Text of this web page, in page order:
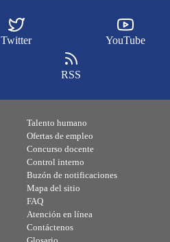
Twitter YouTube
RSS
Talento humano
Ofertas de empleo
Concurso docente
Control interno
Buzón de notificaciones
Mapa del sitio
FAQ
Atención en línea
Contáctenos